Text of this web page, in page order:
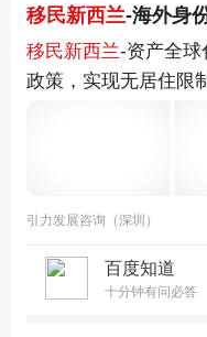
移民新西兰-海外身
移民新西兰-资产全球
政策，实现无居住限
引力发展咨询（深圳）
百度知道
十分钟有问必答